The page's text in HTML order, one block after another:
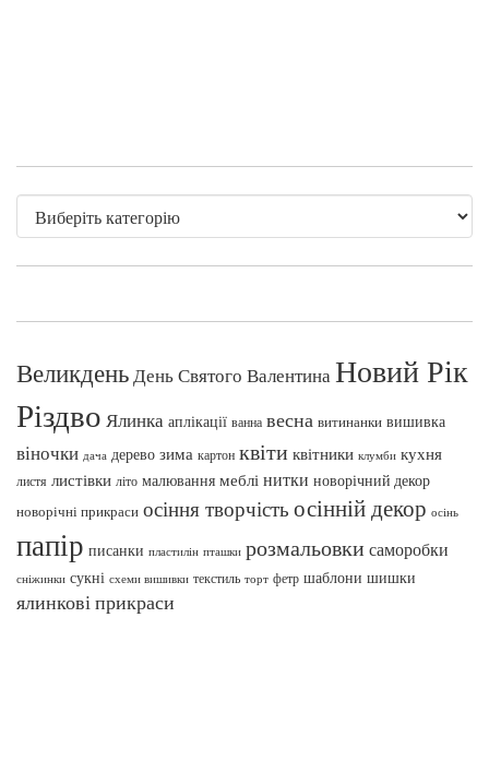
Великдень День Святого Валентина Новий Рік
Різдво Ялинка аплікації ванна весна витинанки вишивка
віночки дача дерево зима картон квіти квітники клумби кухня
листя листівки літо малювання меблі нитки новорічний декор
новорічні прикраси осіння творчість осінній декор осінь
папір писанки пластилін пташки розмальовки саморобки
сніжинки сукні схеми вишивки текстиль торт фетр шаблони шишки
ялинкові прикраси